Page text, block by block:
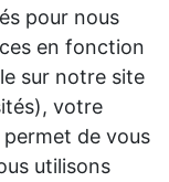
pour nous
en fonction
sur notre site
votre
de vous
utilisons